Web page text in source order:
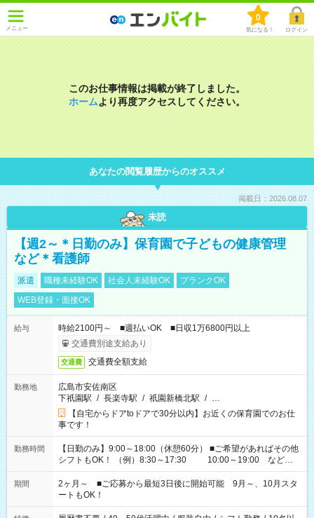
メニュー
0
気になる！ ログイン
このお仕事情報は掲載が終了しました。
ホームより再度アクセスしてください。
あなたの閲覧履歴からのオススメ
掲載日：2026.08.07
未読
【週2～＊日勤のみ】保育園で子どもの健康管理
など＊看護師
派遣 職種未経験OK 社会人未経験OK
ブランクOK
WEB登録・面接OK
給与
時給2100円～ ■週払いOK ■日収1万6800円以上
交通費別途支給あり
交通費 交通費全額支給
勤務地
広島市安佐南区
下祇園駅 / 長楽寺駅 / 祇園新橋北駅 / …
【自宅からドアtoドアで30分以内】お近くの保育園でのお仕
事です！
勤務時間
【日勤のみ】9:00～18:00（休憩60分） ■ご希望があればその他
シフトもOK！ （例）8:30～17:30 10:00～19:00 など
「家族とお休みを合わせたい」 「余裕を持って夕飯の準備がし
たい」 「できれば残業はしたくない」 など、ご希望があれば教
えてくださいね。 ※Wワーク希望の方へ 今ご覧のお仕事で希望
する勤務時間と、もう1つのお仕事の勤務時間。 合計で週40時
間を超える場合は応募できません
期間
2ヶ月～ ■ご応募から最短3日後に開始可能 9月～、10月スタ
ートもOK！